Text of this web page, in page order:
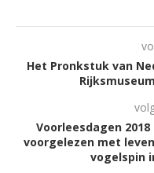
Het Pronkstuk van
Voorleesdagen
voorgelezen met
vogelspin